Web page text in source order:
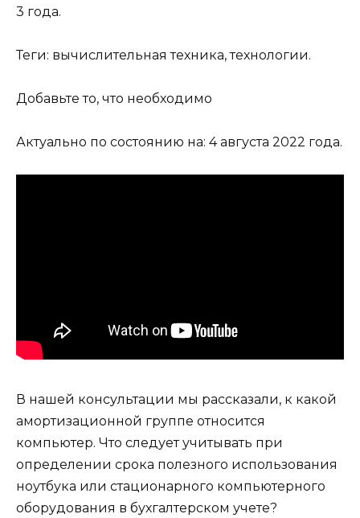
3 года.
Теги: вычислительная техника, технологии.
Добавьте то, что необходимо
Актуально по состоянию на: 4 августа 2022 года.
В нашей консультации мы рассказали, к какой
амортизационной группе относится
компьютер. Что следует учитывать при
определении срока полезного использования
ноутбука или стационарного компьютерного
оборудования в бухгалтерском учете?